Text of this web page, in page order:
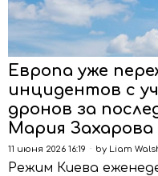
Европа уже
инцидентов с
дронов за
Мария Захарова
11 июня 2026 16:19 by Liam
Режим Киева